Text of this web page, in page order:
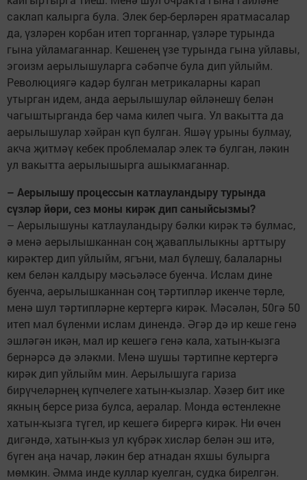
саклап калырга була. Элек бер-берләрен яратмасалар
да, үзләрен корбан итеп торганнар, үзләре турында
гына уйламаганнар. Кешенең үзе турында гына уйлавы,
эгоизм аерылышуларга сәбәпче була дип уйлыйм.
Революциягә кадәр булган метрикаларны карап
утырган идем, анда аерылышулар өйләнешү белән
чагыштырганда бер чама килеп чыга. Ул вакытта да
аерылышулар хәйран күп булган. Яшәү урыны булмау,
акча җитмәү кебек проблемалар элек тә булган, ләкин
ул вакытта аерылышырга ашыкмаганнар.
– Аерылышу процессын катлауландыру турында
сүзләр йөри, сез моны кирәк дип саныйсызмы?
– Аерылышуны катлауландыру бәлки кирәк тә булмас,
ә менә аерылышканнан соң җаваплылыкны арттыру
кирәктер дип уйлыйм, ягъни, мал бүлешү, балаларны
кем белән калдыру мәсьәләсе буенча. Ислам дине
буенча, аерылышканнан соң тәртипләр икенче төрле,
менә шул тәртипләрне кертергә кирәк. Мәсәлән, 50гә 50
итеп мал бүленми ислам динендә. Әгәр дә ир кеше генә
эшләгән икән, мал ир кешегә генә кала, хатын-кызга
бернәрсә дә эләкми. Менә шушы тәртипне кертергә
кирәк дип уйлыйм мин. Аерылышуга гариза
бирүчеләрнең күпчелеге хатын-кызлар. Хәзер бит ике
якның берсе риза булса, аералар. Монда өстенлекне
хатын-кызга түгел, ир кешегә бирергә кирәк. Ни өчен
дигәндә, хатын-кыз ул күбрәк хисләр белән эш итә,
бүген аңа начар, ләкин бер атнадан яхшы булырга
мөмкин. Әмма инде куллар куелган, судка бирелгән.